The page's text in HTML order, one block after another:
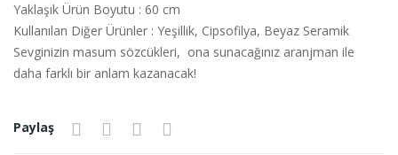
Yaklaşık Ürün Boyutu : 60 cm
Kullanılan Diğer Ürünler : Yeşillik, Cipsofilya, Beyaz Seramik
Sevginizin masum sözcükleri, ona sunacağınız aranjman ile
daha farklı bir anlam kazanacak!
Paylaş